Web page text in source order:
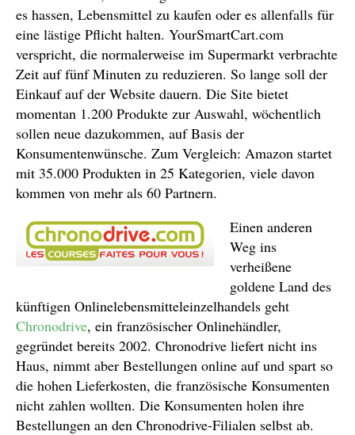
es hassen, Lebensmittel zu kaufen oder es allenfalls für
eine lästige Pflicht halten. YourSmartCart.com
verspricht, die normalerweise im Supermarkt verbrachte
Zeit auf fünf Minuten zu reduzieren. So lange soll der
Einkauf auf der Website dauern. Die Site bietet
momentan 1.200 Produkte zur Auswahl, wöchentlich
sollen neue dazukommen, auf Basis der
Konsumentenwünsche. Zum Vergleich: Amazon startet
mit 35.000 Produkten in 25 Kategorien, viele davon
kommen von mehr als 60 Partnern.
Einen anderen
Weg ins
verheißene
goldene Land des
künftigen Onlinelebensmitteleinzelhandels geht
Chronodrive, ein französischer Onlinehändler,
gegründet bereits 2002. Chronodrive liefert nicht ins
Haus, nimmt aber Bestellungen online auf und spart so
die hohen Lieferkosten, die französische Konsumenten
nicht zahlen wollten. Die Konsumenten holen ihre
Bestellungen an den Chronodrive-Filialen selbst ab.